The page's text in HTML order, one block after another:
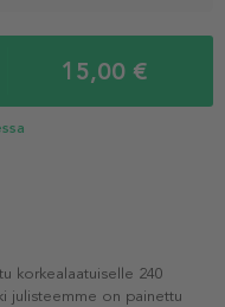
15,00 €
korkealaatuiselle 240
julisteemme on painettu